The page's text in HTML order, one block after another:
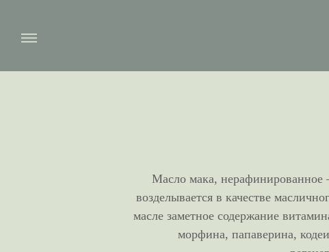
Масло мака, нерафинированное
возделывается в качестве
масле заметное содержание
морфина, папаверина,